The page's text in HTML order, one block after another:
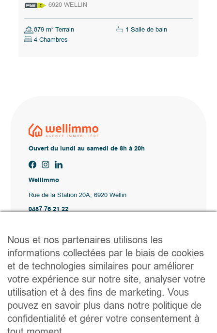
6920 WELLIN
879 m² Terrain
1 Salle de bain
4 Chambres
Ouvert du lundi au samedi de 8h à 20h
Wellimmo
Rue de la Station 20A, 6920 Wellin
0487 76 21 22
Acheter
Louer
Vendre
Contact
Liens utiles
Conseils pratiques pour vendre ou louer
Préparer un déménagement
Documents utiles
Nous et nos partenaires utilisons les
informations collectées par le biais de cookies
et de technologies similaires pour améliorer
votre expérience sur notre site, analyser votre
utilisation et à des fins de marketing. Vous
pouvez en savoir plus dans notre politique de
confidentialité et gérer votre consentement à